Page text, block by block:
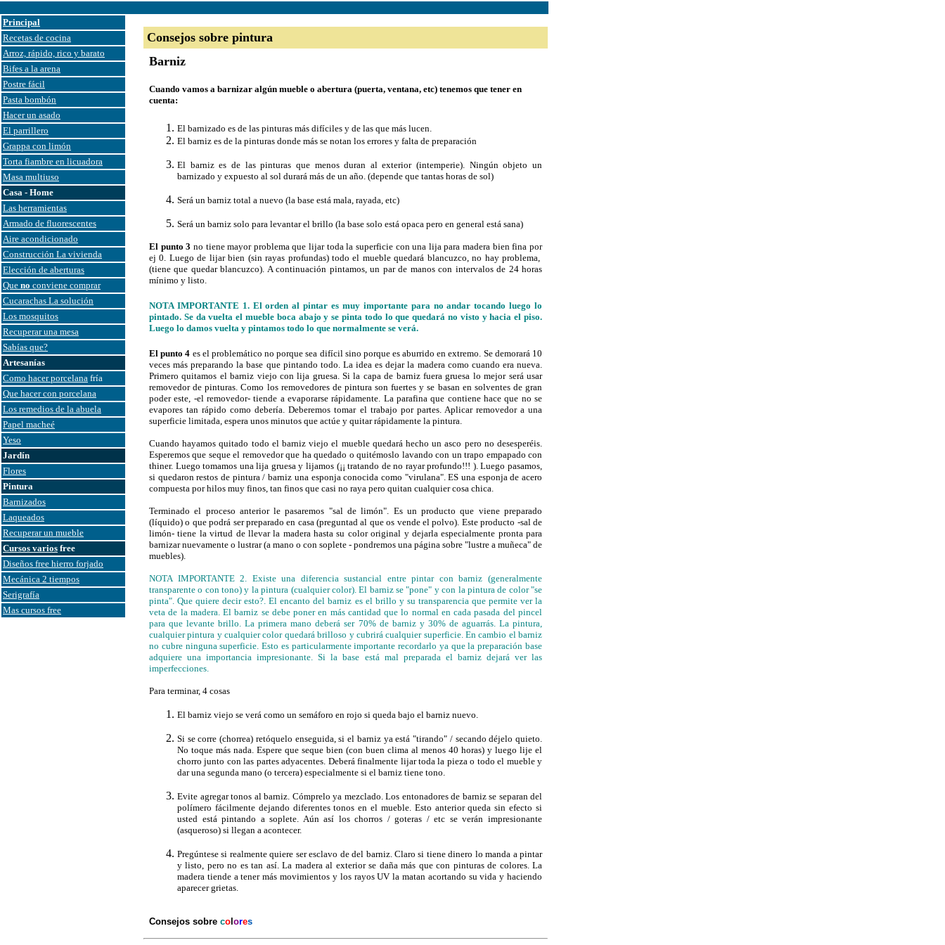
Principal
Recetas de cocina
Arroz, rápido, rico y barato
Bifes a la arena
Postre fácil
Pasta bombón
Hacer un asado
El parrillero
Grappa con limón
Torta fiambre en licuadora
Masa multiuso
Casa - Home
Las herramientas
Armado de fluorescentes
Aire acondicionado
Construcción La vivienda
Elección de aberturas
Que no conviene comprar
Cucarachas La solución
Los mosquitos
Recuperar una mesa
Sabías que?
Artesanías
Como hacer porcelana fría
Que hacer con porcelana
Los remedios de la abuela
Papel macheé
Yeso
Jardín
Flores
Pintura
Barnizados
Laqueados
Recuperar un mueble
Cursos varios free
Diseños free hierro forjado
Mecánica 2 tiempos
Serigrafía
Mas cursos free
Consejos sobre pintura
Barniz
Cuando vamos a barnizar algún mueble o abertura (puerta, ventana, etc) tenemos que tener en
cuenta:
El barnizado es de las pinturas más difíciles y de las que más lucen.
El barniz es de la pinturas donde más se notan los errores y falta de preparación
El barniz es de las pinturas que menos duran al exterior (intemperie). Ningún objeto un
barnizado y expuesto al sol durará más de un año. (depende que tantas horas de sol)
Será un barniz total a nuevo (la base está mala, rayada, etc)
Será un barniz solo para levantar el brillo (la base solo está opaca pero en general está sana)
El punto 3 no tiene mayor problema que lijar toda la superficie con una lija para madera bien fina por
ej 0. Luego de lijar bien (sin rayas profundas) todo el mueble quedará blancuzco, no hay problema,
(tiene que quedar blancuzco). A continuación pintamos, un par de manos con intervalos de 24 horas
mínimo y listo.
NOTA IMPORTANTE 1. El orden al pintar es muy importante para no andar tocando luego lo
pintado. Se da vuelta el mueble boca abajo y se pinta todo lo que quedará no visto y hacia el piso.
Luego lo damos vuelta y pintamos todo lo que normalmente se verá.
El punto 4 es el problemático no porque sea difícil sino porque es aburrido en extremo. Se demorará 10
veces más preparando la base que pintando todo. La idea es dejar la madera como cuando era nueva.
Primero quitamos el barniz viejo con lija gruesa. Si la capa de barniz fuera gruesa lo mejor será usar
removedor de pinturas. Como los removedores de pintura son fuertes y se basan en solventes de gran
poder este, -el removedor- tiende a evaporarse rápidamente. La parafina que contiene hace que no se
evapores tan rápido como debería. Deberemos tomar el trabajo por partes. Aplicar removedor a una
superficie limitada, espera unos minutos que actúe y quitar rápidamente la pintura.
Cuando hayamos quitado todo el barniz viejo el mueble quedará hecho un asco pero no desesperéis.
Esperemos que seque el removedor que ha quedado o quitémoslo lavando con un trapo empapado con
thiner. Luego tomamos una lija gruesa y lijamos (¡¡ tratando de no rayar profundo!!! ). Luego pasamos,
si quedaron restos de pintura / barniz una esponja conocida como "virulana". ES una esponja de acero
compuesta por hilos muy finos, tan finos que casi no raya pero quitan cualquier cosa chica.
Terminado el proceso anterior le pasaremos "sal de limón". Es un producto que viene preparado
(líquido) o que podrá ser preparado en casa (preguntad al que os vende el polvo). Este producto -sal de
limón- tiene la virtud de llevar la madera hasta su color original y dejarla especialmente pronta para
barnizar nuevamente o lustrar (a mano o con soplete - pondremos una página sobre "lustre a muñeca" de
muebles).
NOTA IMPORTANTE 2. Existe una diferencia sustancial entre pintar con barniz (generalmente
transparente o con tono) y la pintura (cualquier color). El barniz se "pone" y con la pintura de color "se
pinta". Que quiere decir esto?. El encanto del barniz es el brillo y su transparencia que permite ver la
veta de la madera. El barniz se debe poner en más cantidad que lo normal en cada pasada del pincel
para que levante brillo. La primera mano deberá ser 70% de barniz y 30% de aguarrás. La pintura,
cualquier pintura y cualquier color quedará brilloso y cubrirá cualquier superficie. En cambio el barniz
no cubre ninguna superficie. Esto es particularmente importante recordarlo ya que la preparación base
adquiere una importancia impresionante. Si la base está mal preparada el barniz dejará ver las
imperfecciones.
Para terminar, 4 cosas
El barniz viejo se verá como un semáforo en rojo si queda bajo el barniz nuevo.
Si se corre (chorrea) retóquelo enseguida, si el barniz ya está "tirando" / secando déjelo quieto.
No toque más nada. Espere que seque bien (con buen clima al menos 40 horas) y luego lije el
chorro junto con las partes adyacentes. Deberá finalmente lijar toda la pieza o todo el mueble y
dar una segunda mano (o tercera) especialmente si el barniz tiene tono.
Evite agregar tonos al barniz. Cómprelo ya mezclado. Los entonadores de barniz se separan del
polímero fácilmente dejando diferentes tonos en el mueble. Esto anterior queda sin efecto si
usted está pintando a soplete. Aún así los chorros / goteras / etc se verán impresionante
(asqueroso) si llegan a acontecer.
Pregúntese si realmente quiere ser esclavo de del barniz. Claro si tiene dinero lo manda a pintar
y listo, pero no es tan así. La madera al exterior se daña más que con pinturas de colores. La
madera tiende a tener más movimientos y los rayos UV la matan acortando su vida y haciendo
aparecer grietas.
Consejos sobre co ores